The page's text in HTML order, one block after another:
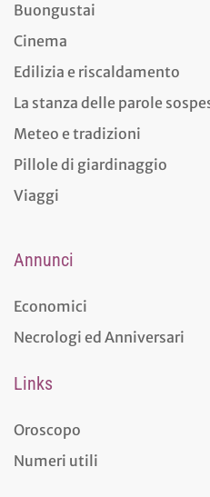
Buongustai
Cinema
Edilizia e riscaldamento
La stanza delle parole
Meteo e tradizioni
Pillole di giardinaggio
Viaggi
Annunci
Economici
Necrologi ed Anniversari
Links
Oroscopo
Numeri utili